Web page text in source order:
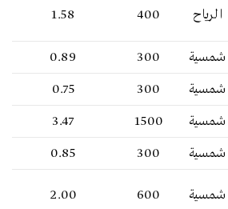
الرياح 400
1.58
شمسية 300
0.89
شمسية 300
0.75
شمسية 1500
3.47
شمسية 300
0.85
شمسية 600
2.00